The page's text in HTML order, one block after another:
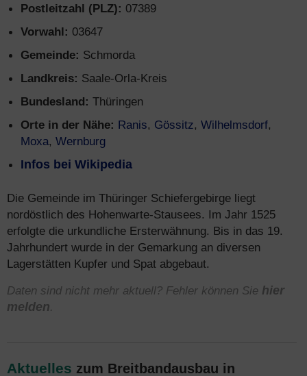
Postleitzahl (PLZ): 07389
Vorwahl: 03647
Gemeinde: Schmorda
Landkreis: Saale-Orla-Kreis
Bundesland: Thüringen
Orte in der Nähe: Ranis, Gössitz, Wilhelmsdorf,
Moxa, Wernburg
Infos bei Wikipedia
Die Gemeinde im Thüringer Schiefergebirge liegt
nordöstlich des Hohenwarte-Stausees. Im Jahr 1525
erfolgte die urkundliche Ersterwähnung. Bis in das 19.
Jahrhundert wurde in der Gemarkung an diversen
Lagerstätten Kupfer und Spat abgebaut.
Daten sind nicht mehr aktuell? Fehler können Sie hier
melden.
Aktuelles zum Breitbandausbau in